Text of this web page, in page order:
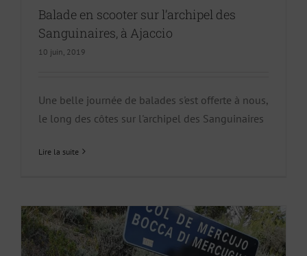
Balade en scooter sur l’archipel des
Sanguinaires, à Ajaccio
10 juin, 2019
Une belle journée de balades s'est offerte à nous,
le long des côtes sur l'archipel des Sanguinaires
Lire la suite